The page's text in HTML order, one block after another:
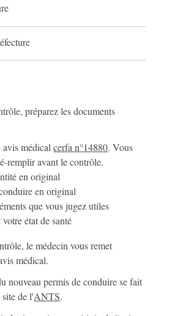
préparez les documents
avis médicalcerfa n°14880. Vous
remplir avant le contrôle.
en original
en original
que vous jugez utiles
état de santé
le médecin vous remet
médical.
nouveau permis de conduire se fait
de l'ANTS.